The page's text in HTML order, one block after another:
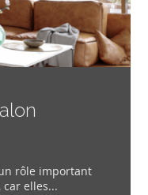
rôle important
elles...